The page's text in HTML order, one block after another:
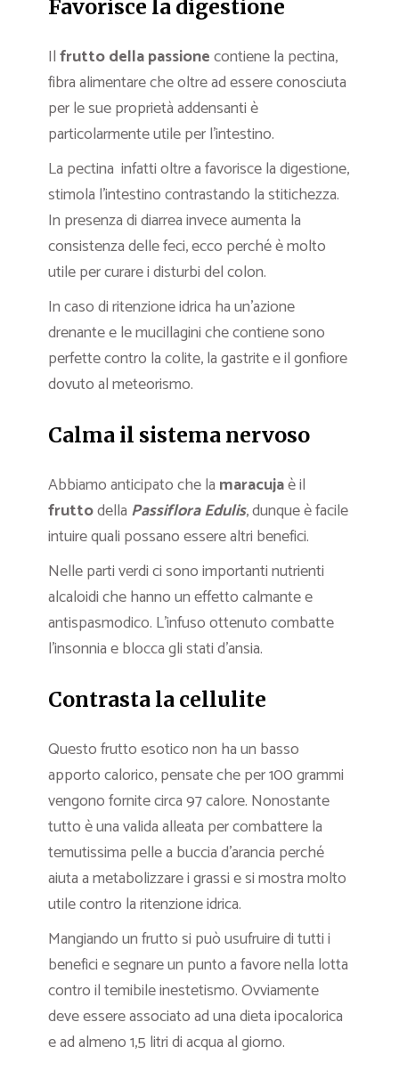
Favorisce la digestione
Ilfrutto della passionecontiene la pectina,
fibra alimentare che oltre ad essere conosciuta
per le sue proprietà addensanti è
particolarmente utile per l’intestino.
La pectina infatti oltre a favorisce la digestione,
stimola l’intestino contrastando la stitichezza.
In presenza di diarrea invece aumenta la
consistenza delle feci, ecco perché è molto
utile per curare i disturbi del colon.
In caso di ritenzione idrica ha un’azione
drenante e le mucillagini che contiene sono
perfette contro la colite, la gastrite e il gonfiore
dovuto al meteorismo.
Calma il sistema nervoso
Abbiamo anticipato che la maracujaè il
fruttodella Passiflora Edulis, dunque è facile
intuire quali possano essere altri benefici.
Nelle parti verdi ci sono importanti nutrienti
alcaloidi che hanno un effetto calmante e
antispasmodico. L’infuso ottenuto combatte
l’insonnia e blocca gli stati d’ansia.
Contrasta la cellulite
Questo frutto esotico non ha un basso
apporto calorico, pensate che per 100 grammi
vengono fornite circa 97 calore. Nonostante
tutto è una valida alleata per combattere la
temutissima pelle a buccia d’arancia perché
aiuta a metabolizzare i grassi e si mostra molto
utile contro la ritenzione idrica.
Mangiando un frutto si può usufruire di tutti i
benefici e segnare un punto a favore nella lotta
contro il temibile inestetismo. Ovviamente
deve essere associato ad una dieta ipocalorica
e ad almeno 1,5 litri di acqua al giorno.